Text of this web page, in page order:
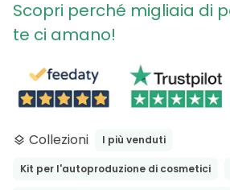
Scopri perché migliaia di
te ci amano!
layers Collezioni I più venduti
Kit per l'autoproduzione di cosmetici